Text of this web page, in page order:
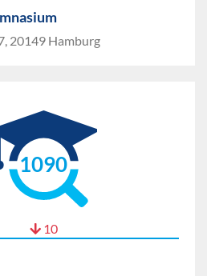
20149 Hamburg
1090
10